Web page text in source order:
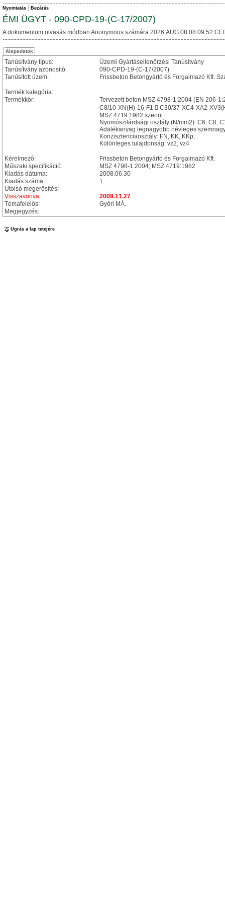
Nyomtatás Bezárás
ÉMI ÜGYT - 090-CPD-19-(C-17/2007)
A dokumentum olvasás módban Anonymous számára 2026.AUG.08 08:09:52
Alapadatok
Tanúsítvány típus:
Üzemi Gyártásellenőrzési Tanúsítvány
Tanúsítvány azonosító
090-CPD-19-(C-17/2007)
Tanúsított üzem:
Frissbeton Betongyártó és Forgalmazó Kft.
Termék kategória:
Termékkör:
Tervezett beton MSZ 4798-1:2004 (EN 206-
C8/10-XN(H)-16-F1  C30/37-XC4-XA2-
MSZ 4719:1982 szerint:
Nyomószilárdsági osztály (N/mm2): C6; C8;
Adalékanyag legnagyobb névleges
Konzisztenciaosztály: FN, KK, KKp;
Különleges tulajdonság: vz2, vz4
Kérelmező:
Frissbeton Betongyártó és Forgalmazó Kft.
Műszaki specifikáció:
MSZ 4798-1:2004; MSZ 4719:1982
Kiadás dátuma:
2008.06.30
Kiadás száma:
1
Utolsó megerősítés:
Visszavonva:
2009.11.27
Témafelelős:
Győri MÁ.
Megjegyzés:
Ugrás a lap tetejére